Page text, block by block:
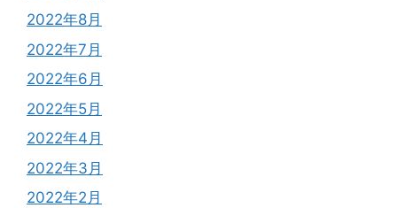
2022年8月
2022年7月
2022年6月
2022年5月
2022年4月
2022年3月
2022年2月